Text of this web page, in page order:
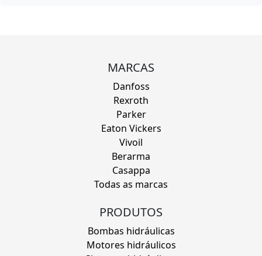
MARCAS
Danfoss
Rexroth
Parker
Eaton Vickers
Vivoil
Berarma
Casappa
Todas as marcas
PRODUTOS
Bombas hidráulicas
Motores hidráulicos